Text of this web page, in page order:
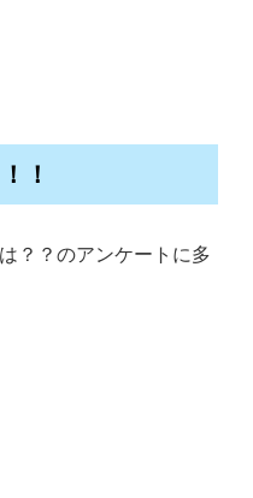
！
？？のアンケートに多